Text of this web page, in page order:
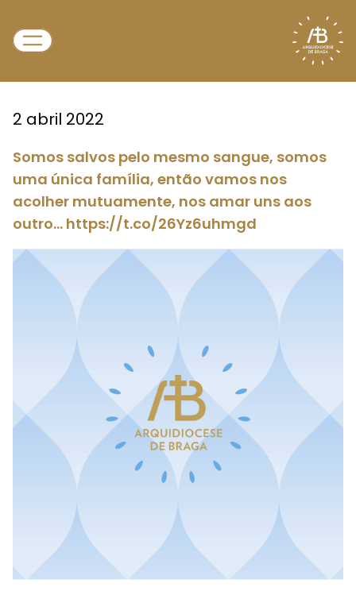
2 abril 2022
Somos salvos pelo mesmo sangue, somos
uma única família, então vamos nos
acolher mutuamente, nos amar uns aos
outro… https://t.co/26Yz6uhmgd